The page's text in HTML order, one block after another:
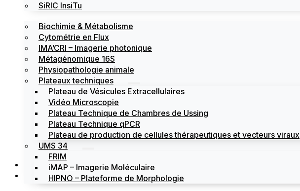
SiRIC InsiTu
Biochimie & Métabolisme
Cytométrie en Flux
IMA’CRI – Imagerie photonique
Métagénomique 16S
Physiopathologie animale
Plateaux techniques
Plateau de Vésicules Extracellulaires
Vidéo Microscopie
Plateau Technique de Chambres de Ussing
Plateau Technique qPCR
Plateau de production de cellules thérapeutiques et vecteurs viraux
UMS 34
FRIM
iMAP – Imagerie Moléculaire
HIPNO – Plateforme de Morphologie
Actualités
Évènements